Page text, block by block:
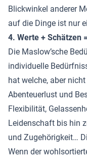
Blickwinkel anderer
auf die Dinge ist nur
4. Werte + Schätzen
Die Maslow’sche
individuelle
hat welche, aber
Abenteuerlust und
Flexibilität,
Leidenschaft bis hin
und Zugehörigkeit…
Wenn der